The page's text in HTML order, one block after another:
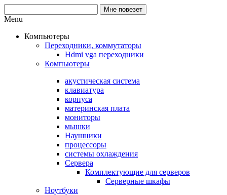
Menu
Компьютеры
Переходники, коммутаторы
Hdmi vga переходники
Компьютеры
акустическая система
клавиатура
корпуса
материнская плата
мониторы
мышки
Наушники
процессоры
системы охлаждения
Сервера
Комплектующие для серверов
Серверные шкафы
Ноутбуки